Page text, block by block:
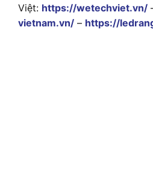
Việt: https://wetechviet.vn/
vietnam.vn/ – https://